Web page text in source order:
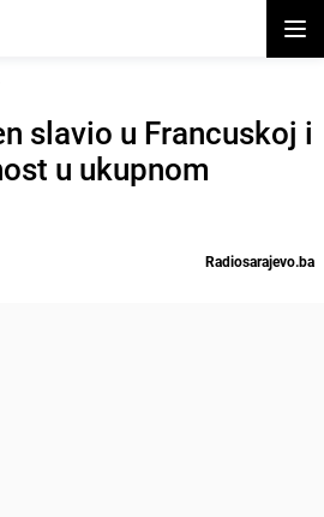
slavio u Francuskoj i
u ukupnom
Radiosarajevo.ba